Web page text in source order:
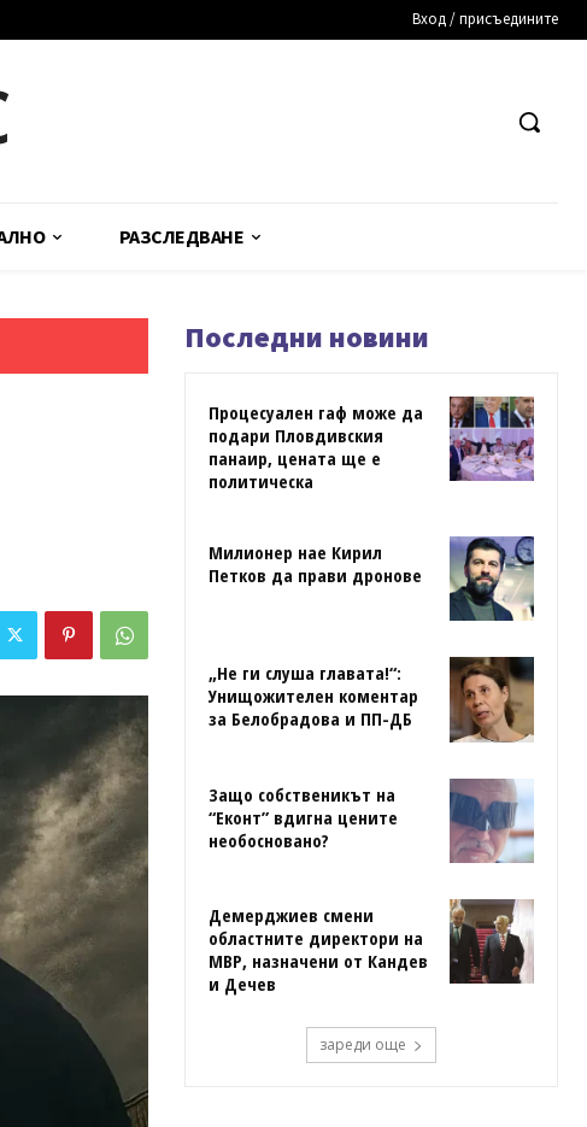
Вход / присъедините
РАЗСЛЕДВАНЕ
Последни новини
Процесуален гаф може да
подари Пловдивския
панаир, цената ще е
политическа
Милионер нае Кирил
Петков да прави дронове
„Не ги слуша главата!“:
Унищожителен коментар
за Белобрадова и ПП-ДБ
Защо собственикът на
“Еконт” вдигна цените
необосновано?
Демерджиев смени
областните директори на
МВР, назначени от Кандев
и Дечев
зареди още